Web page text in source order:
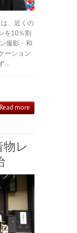
、近くの
を10％割
撮影・和
ーション
…
Read more
レ